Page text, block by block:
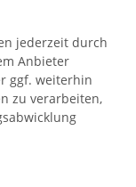
jederzeit durch
Anbieter
ggf. weiterhin
zu verarbeiten,